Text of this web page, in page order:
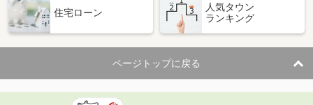
住宅ローン
人気タウン
ランキング
ページトップに戻る